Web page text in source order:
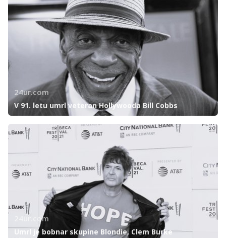
24ur.com
V 91. letu umrl veteran Hollywooda Bill Cobbs
24ur.com
Umrl je bobnar skupine Blondie, Clem Burke